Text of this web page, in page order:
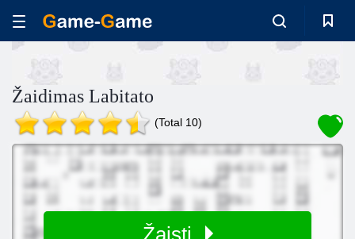
Žaidimas Labitato
(Total 10)
Žaisti